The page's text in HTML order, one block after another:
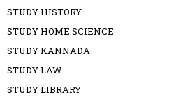
STUDY HISTORY
STUDY HOME SCIENCE
STUDY KANNADA
STUDY LAW
STUDY LIBRARY